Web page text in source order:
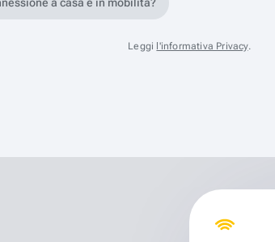
Leggi l'informativa Privacy.